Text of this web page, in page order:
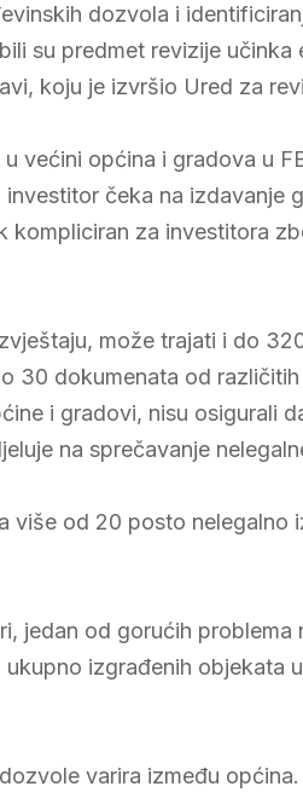
dozvola i
su predmet revizije
koju je izvršio Ured za
većini općina i gradova u
čeka na izdavanje
za investitora
može trajati i do
30 dokumenata od
i gradovi, nisu osigurali
na sprečavanje
više od 20 posto nelegalno
jedan od gorućih problema
izgrađenih objekata
varira između